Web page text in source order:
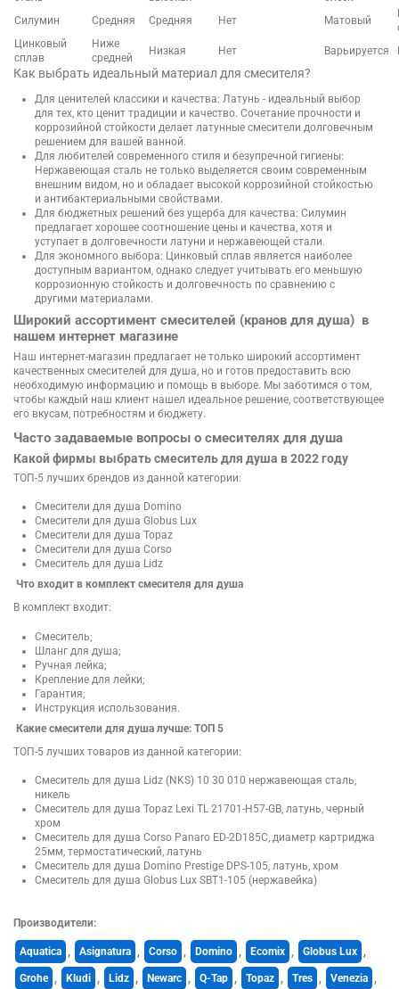
Силумин
Средняя Средняя Нет Матовый
Цинковый
сплав
Ниже
средней
Низкая Нет Варьируется
Как выбрать идеальный материал для смесителя?
Для ценителей классики и качества: Латунь - идеальный выбор
для тех, кто ценит традиции и качество. Сочетание прочности и
коррозийной стойкости делает латунные смесители долговечным
решением для вашей ванной.
Для любителей современного стиля и безупречной гигиены:
Нержавеющая сталь не только выделяется своим современным
внешним видом, но и обладает высокой коррозийной стойкостью
и антибактериальными свойствами.
Для бюджетных решений без ущерба для качества: Силумин
предлагает хорошее соотношение цены и качества, хотя и
уступает в долговечности латуни и нержавеющей стали.
Для экономного выбора: Цинковый сплав является наиболее
доступным вариантом, однако следует учитывать его меньшую
коррозионную стойкость и долговечность по сравнению с
другими материалами.
Широкий ассортимент смесителей (кранов для душа) в
нашем интернет магазине
Наш интернет-магазин предлагает не только широкий ассортимент
качественных смесителей для душа, но и готов предоставить всю
необходимую информацию и помощь в выборе. Мы заботимся о том,
чтобы каждый наш клиент нашел идеальное решение, соответствующее
его вкусам, потребностям и бюджету.
Часто задаваемые вопросы о смесителях для душа
Какой фирмы выбрать смеситель для душа в 2022 году
ТОП-5 лучших брендов из данной категории:
Смесители для душа Domino
Смесители для душа Globus Lux
Смесители для душа Topaz
Смесители для душа Corso
Смеситель для душа Lidz
Что входит в комплект смесителя для душа
В комплект входит:
Смеситель;
Шланг для душа;
Ручная лейка;
Крепление для лейки;
Гарантия;
Инструкция использования.
Какие смесители для душа лучше: ТОП 5
ТОП-5 лучших товаров из данной категории:
Смеситель для душа Lidz (NKS) 10 30 010 нержавеющая сталь,
никель
Смеситель для душа Topaz Lexi TL 21701-H57-GB, латунь, черный
хром
Смеситель для душа Corso Panaro ED-2D185C, диаметр картриджа
25мм, термостатический, латунь
Смеситель для душа Domino Prestige DPS-105, латунь, хром
Смеситель для душа Globus Lux SBT1-105 (нержавейка)
Производители:
Aquatica , Asignatura , Corso , Domino , Ecomix , Globus Lux ,
Grohe , Kludi , Lidz , Newarc , Q-Tap , Topaz , Tres , Venezia ,